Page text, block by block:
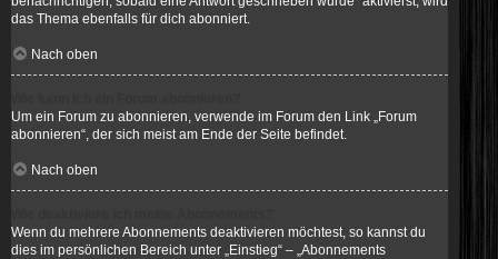
das Thema ebenfalls für dich abonniert.
Nach oben
Um ein Forum zu abonnieren, verwende im Forum den Link „Forum
abonnieren“, der sich meist am Ende der Seite befindet.
Nach oben
Wenn du mehrere Abonnements deaktivieren möchtest, so kannst du
dies im persönlichen Bereich unter „Einstieg“ – „Abonnements